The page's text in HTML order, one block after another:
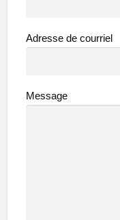
Adresse de courriel
Message